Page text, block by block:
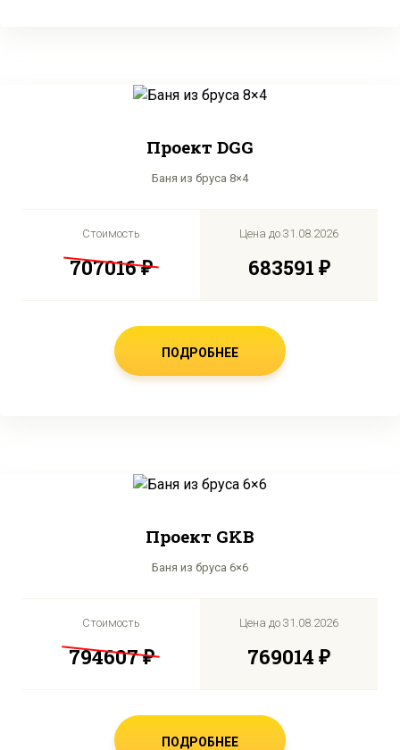
Проект DGG
Баня из бруса 8×4
Стоимость
707016 ₽
Цена до 31.08.2026
683591 ₽
ПОДРОБНЕЕ
Проект GKB
Баня из бруса 6×6
Стоимость
794607 ₽
Цена до 31.08.2026
769014 ₽
ПОДРОБНЕЕ